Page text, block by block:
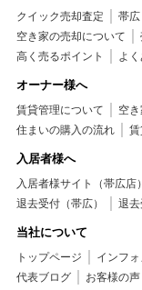
クイック売却査定 帯
空き家の売却について
高く売るポイント
よ
オーナー様へ
賃貸管理について 空
住まいの購入の流れ
賃
入居者様へ
入居者様サイト（帯広店）
退去受付（帯広）
退去
当社について
トップページ インフ
代表ブログ
お客様の声